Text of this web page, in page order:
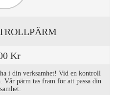
Kr
i din verksamhet! Vid en kontroll
Vår pärm tas fram för att passa din